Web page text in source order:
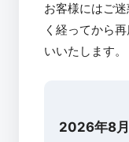
お客様にはご
く経ってから
いいたします。
2026年8